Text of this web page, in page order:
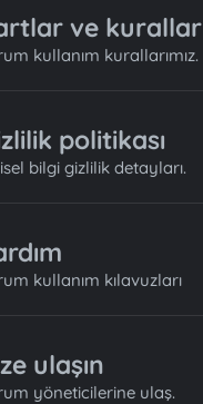
ve kurallar
kullanım kurallarımız.
politikası
bilgi gizlilik detayları.
kullanım kılavuzları
ulaşın
yöneticilerine ulaş.